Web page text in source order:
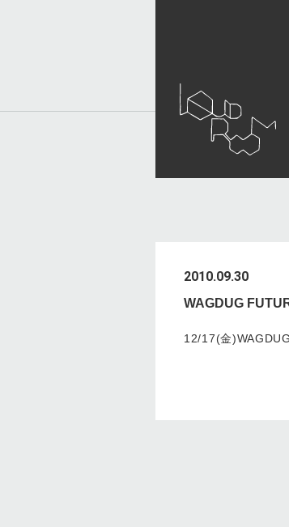
2010.09.30
WAGDUG
12/17(金